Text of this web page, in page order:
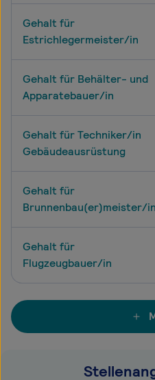
Gehalt für
Estrichlegermeister/in
Gehalt für Behälter- und
Apparatebauer/in
Gehalt für Techniker/in
Gebäudeausrüstung
Gehalt für
Brunnenbau(er)meister/in
Gehalt für
Flugzeugbauer/in